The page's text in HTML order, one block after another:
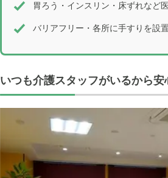
胃ろう・インスリン・床ずれなど
バリアフリー・各所に手すりを設
いつも介護スタッフがいるから